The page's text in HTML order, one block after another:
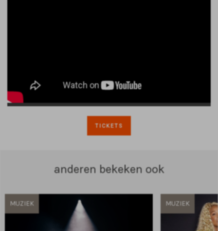
TICKETS
anderen bekeken ook
MUZIEK MUZIEK